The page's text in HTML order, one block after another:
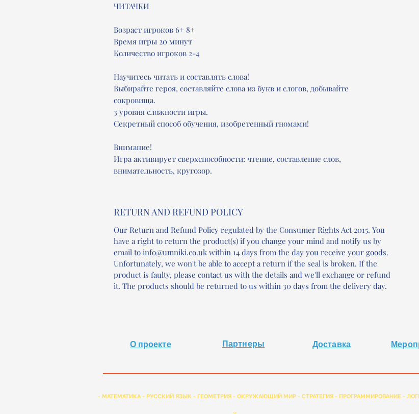
ЧИТАЧКИ
Возраст игроков 6+ 8+
Время игры 20 минут
Количество игроков 2-4
Научитесь читать и составлять слова!
Выбирайте героя, составляйте слова из букв и слогов, добывайте
сокровища.
3 уровня сложности игры.
Секретный способ обучения, изобретенный гномами!
Внимание!
Игра активирует сверхспособности: чтение, составление слов,
внимательность, кругозор.
RETURN AND REFUND POLICY
Our Return and Refund Policy regulated by the Consumer Rights Act 2015. You
have a right to return the product(s) if you change your mind and notify us by
email to info@umniki.co.uk within 14 days from the day you receive your goods.
Unfortunately, we won't be able to accept a return if the seal is broken. If the
product is faulty, please contact us with the details and we'll exchange or refund
it. The products should be returned to us within 30 days from the delivery day.
О проекте Партнеры Доставка
- МАТЕМАТИКА - РУССКИЙ ЯЗЫК - ГЕОМЕТРИЯ - ОКРУЖАЮЩИЙ МИР - СТРАТЕГИЯ - ПРОГРАММИРОВАНИЕ -